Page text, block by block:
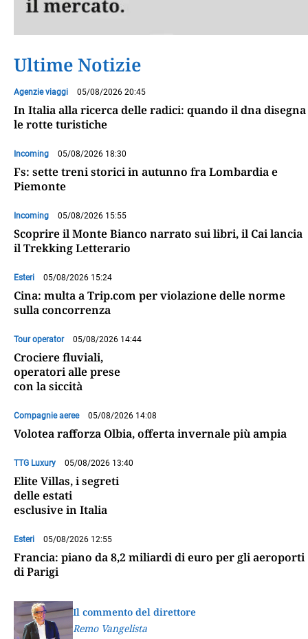
Ultime Notizie
Agenzie viaggi 05/08/2026 20:45
In Italia alla ricerca delle radici: quando il dna disegna
le rotte turistiche
Incoming 05/08/2026 18:30
Fs: sette treni storici in autunno fra Lombardia e
Piemonte
Incoming 05/08/2026 15:55
Scoprire il Monte Bianco narrato sui libri, il Cai lancia
il Trekking Letterario
Esteri 05/08/2026 15:24
Cina: multa a Trip.com per violazione delle norme
sulla concorrenza
Tour operator 05/08/2026 14:44
Crociere fluviali,
operatori alle prese
con la siccità
Compagnie aeree 05/08/2026 14:08
Volotea rafforza Olbia, offerta invernale più ampia
TTG Luxury 05/08/2026 13:40
Elite Villas, i segreti
delle estati
esclusive in Italia
Esteri 05/08/2026 12:55
Francia: piano da 8,2 miliardi di euro per gli aeroporti
di Parigi
Il commento del direttore
Remo Vangelista